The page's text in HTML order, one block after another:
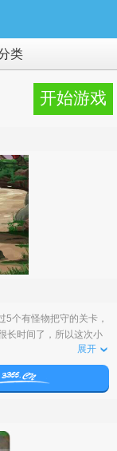
类
开始游戏
个有怪物把守的关卡，
长时间了，所以这次小
展开